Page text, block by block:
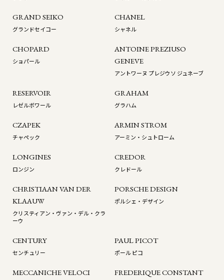
GRAND SEIKO
グランドセイコー
CHANEL
シャネル
CHOPARD
ショパール
ANTOINE PREZIUSO
GENEVE
アントワーヌ プレジウソ ジュネーブ
RESERVOIR
レゼルボワール
GRAHAM
グラハム
CZAPEK
チャペック
ARMIN STROM
アーミン・シュトローム
LONGINES
ロンジン
CREDOR
クレドール
CHRISTIAAN VAN DER
KLAAUW
クリスティアン・ヴァン・デル・クラ
ーウ
PORSCHE DESIGN
ポルシェ・デザイン
CENTURY
センチュリー
PAUL PICOT
ポール ピコ
MECCANICHE VELOCI FREDERIQUE CONSTANT